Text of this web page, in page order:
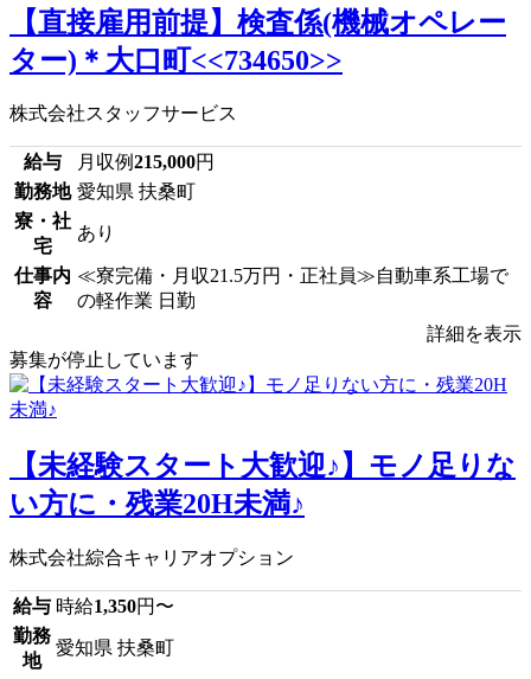
【直接雇用前提】検査係(機械オペレー
ター)＊大口町<<734650>>
株式会社スタッフサービス
給与 月収例215,000円
勤務地 愛知県 扶桑町
寮・社
宅
あり
仕事内
容
≪寮完備・月収21.5万円・正社員≫自動車系工場で
の軽作業 日勤
詳細を表示
募集が停止しています
【未経験スタート大歓迎♪】モノ足りな
い方に・残業20H未満♪
株式会社綜合キャリアオプション
給与 時給1,350円〜
勤務
地
愛知県 扶桑町